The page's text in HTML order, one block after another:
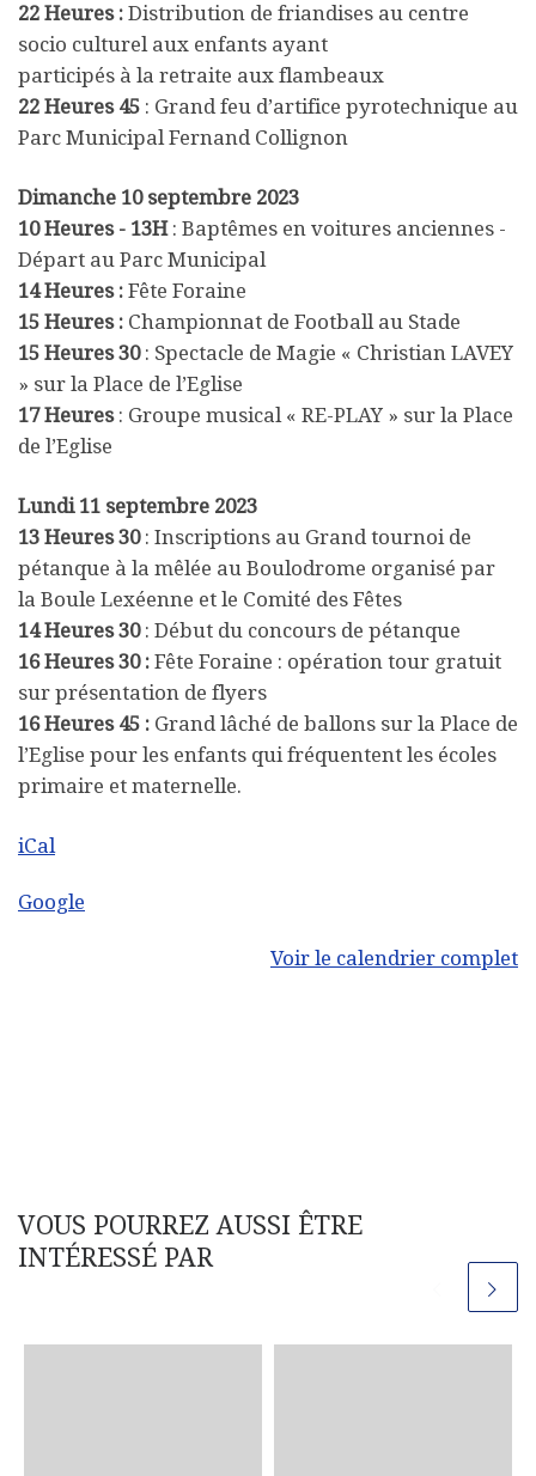
22 Heures : Distribution de friandises au centre
socio culturel aux enfants ayant
participés à la retraite aux flambeaux
22 Heures 45 : Grand feu d’artifice pyrotechnique au
Parc Municipal Fernand Collignon
Dimanche 10 septembre 2023
10 Heures - 13H: Baptêmes en voitures anciennes -
Départ au Parc Municipal
14 Heures : Fête Foraine
15 Heures : Championnat de Football au Stade
15 Heures 30: Spectacle de Magie « Christian LAVEY
» sur la Place de l’Eglise
17 Heures: Groupe musical « RE-PLAY » sur la Place
de l’Eglise
Lundi 11 septembre 2023
13 Heures 30: Inscriptions au Grand tournoi de
pétanque à la mêlée au Boulodrome organisé par
la Boule Lexéenne et le Comité des Fêtes
14 Heures 30: Début du concours de pétanque
16 Heures 30 : Fête Foraine : opération tour gratuit
sur présentation de flyers
16 Heures 45 : Grand lâché de ballons sur la Place de
l’Eglise pour les enfants qui fréquentent les écoles
primaire et maternelle.
iCal
Google
Voir le calendrier complet
VOUS POURREZ AUSSI ÊTRE
INTÉRESSÉ PAR